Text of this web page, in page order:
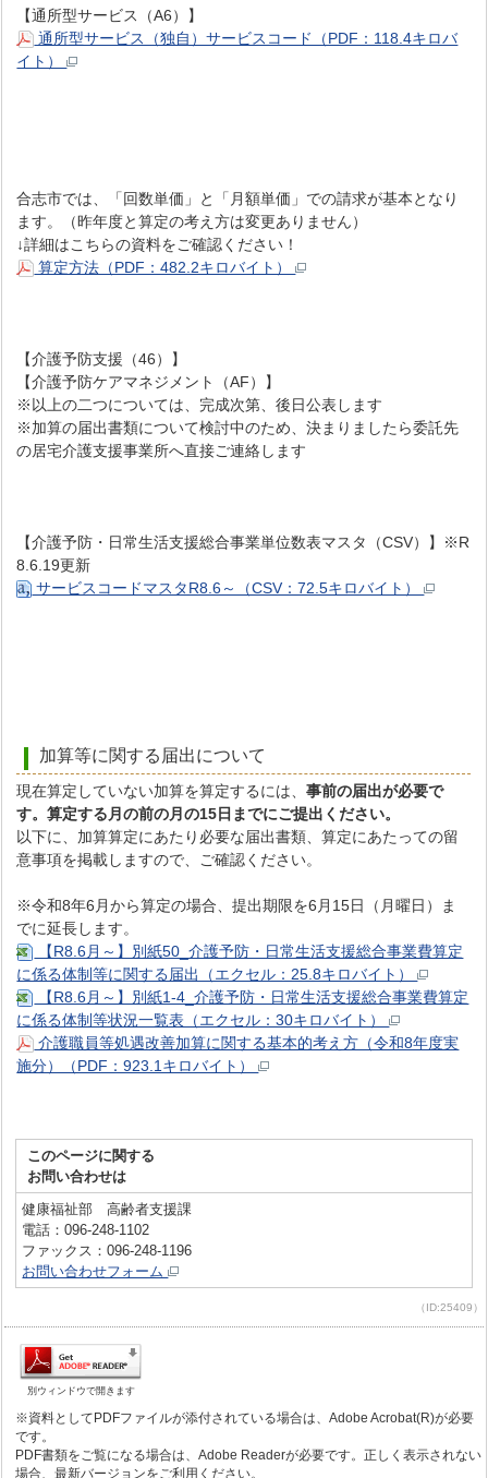
【通所型サービス（A6）】
通所型サービス（独自）サービスコード（PDF：118.4キロバ
イト）
合志市では、「回数単価」と「月額単価」での請求が基本となり
ます。（昨年度と算定の考え方は変更ありません）
↓詳細はこちらの資料をご確認ください！
算定方法（PDF：482.2キロバイト）
【介護予防支援（46）】
【介護予防ケアマネジメント（AF）】
※以上の二つについては、完成次第、後日公表します
※加算の届出書類について検討中のため、決まりましたら委託先
の居宅介護支援事業所へ直接ご連絡します
【介護予防・日常生活支援総合事業単位数表マスタ（CSV）】※R
8.6.19更新
サービスコードマスタR8.6～（CSV：72.5キロバイト）
加算等に関する届出について
現在算定していない加算を算定するには、事前の届出が必要で
す。算定する月の前の月の15日までにご提出ください。
以下に、加算算定にあたり必要な届出書類、算定にあたっての留
意事項を掲載しますので、ご確認ください。
※令和8年6月から算定の場合、提出期限を6月15日（月曜日）ま
でに延長します。
【R8.6月～】別紙50_介護予防・日常生活支援総合事業費算定
に係る体制等に関する届出（エクセル：25.8キロバイト）
【R8.6月～】別紙1-4_介護予防・日常生活支援総合事業費算定
に係る体制等状況一覧表（エクセル：30キロバイト）
介護職員等処遇改善加算に関する基本的考え方（令和8年度実
施分）（PDF：923.1キロバイト）
このページに関する
お問い合わせは
健康福祉部 高齢者支援課
電話：096-248-1102
ファックス：096-248-1196
お問い合わせフォーム
（ID:25409）
別ウィンドウで開きます
※資料としてPDFファイルが添付されている場合は、Adobe Acrobat(R)が必要
です。
PDF書類をご覧になる場合は、Adobe Readerが必要です。正しく表示されない
場合、最新バージョンをご利用ください。